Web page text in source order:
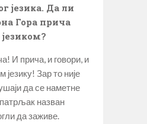
језика. Да ли
Гора прича
И прича, и говори, и
језику! Зар то није
да се наметне
назван
да заживе.